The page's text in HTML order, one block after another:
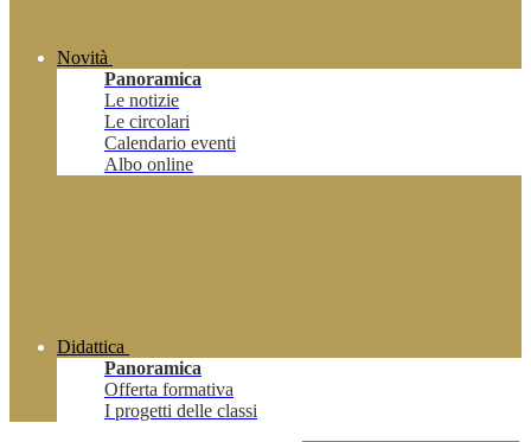
Novità
Panoramica
Le notizie
Le circolari
Calendario eventi
Albo online
Didattica
Panoramica
Offerta formativa
I progetti delle classi